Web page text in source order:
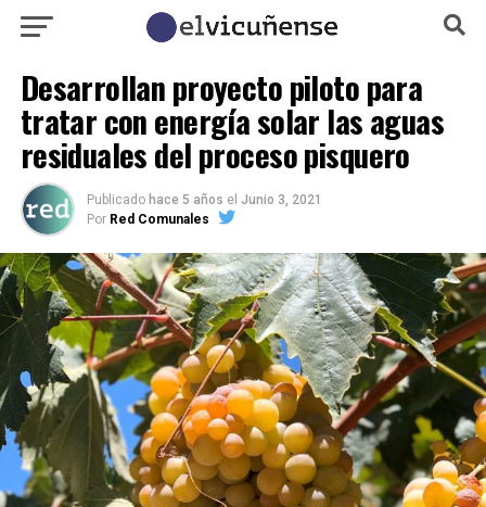
Desarrollan proyecto piloto para
tratar con energía solar las aguas
residuales del proceso pisquero
Publicado hace 5 años el Junio 3, 2021
Por Red Comunales